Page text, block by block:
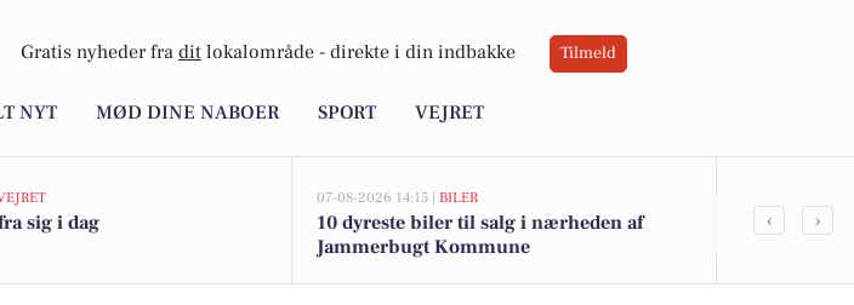
Gratis nyheder fra dit lokalområde - direkte i din indbakke Tilmeld
NYT MØD DINE NABOER SPORT VEJRET
sig i dag
07-08-2026 14:15 | BILER
10 dyreste biler til salg i nærheden af
Jammerbugt Kommune
Ildløs i
‹ ›